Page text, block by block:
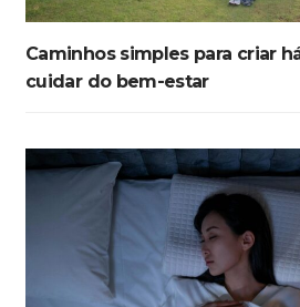
Caminhos simples para criar
cuidar do bem-estar